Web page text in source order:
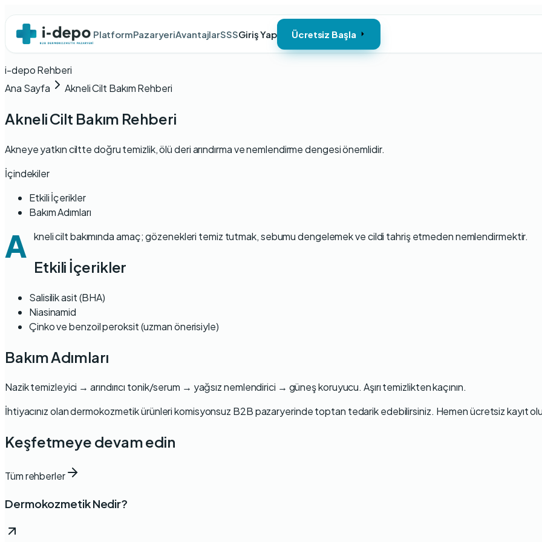
PlatformPazaryeriAvantajlarSSSGiriş Yap Ücretsiz Başla
i-depo Rehberi
Ana Sayfa
Akneli Cilt Bakım Rehberi
Akneli Cilt Bakım Rehberi
Akneye yatkın ciltte doğru temizlik, ölü deri arındırma ve nemlendirme dengesi önemlidir.
İçindekiler
Etkili İçerikler
Bakım Adımları
A kneli cilt bakımında amaç; gözenekleri temiz tutmak, sebumu dengelemek ve cildi tahriş etmeden nemlendirmektir.
Etkili İçerikler
Salisilik asit (BHA)
Niasinamid
Çinko ve benzoil peroksit (uzman önerisiyle)
Bakım Adımları
Nazik temizleyici → arındırıcı tonik/serum → yağsız nemlendirici → güneş koruyucu. Aşırı temizlikten kaçının.
İhtiyacınız olan dermokozmetik ürünlerikomisyonsuz B2B pazaryerindetoptan tedarik edebilirsiniz. Hemen ücretsiz kayıt
Keşfetmeye devam edin
Tüm rehberler
Dermokozmetik Nedir?